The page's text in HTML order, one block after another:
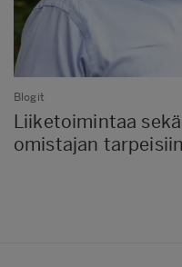
Blogit
Liiketoimintaa
omistajan tarpeisiin